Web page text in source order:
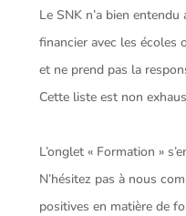
Le SNK n’a bien
financier avec les écoles
et ne prend pas la
Cette liste est non
L’onglet « Formation »
N’hésitez pas à nous
positives en matière de